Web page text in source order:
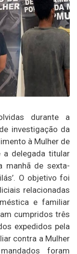
durante a
investigação da
à Mulher de
a delegada titular
manhã de sexta-
O objetivo foi
relacionadas
e familiar
cumpridos três
expedidos pela
contra a Mulher
foram